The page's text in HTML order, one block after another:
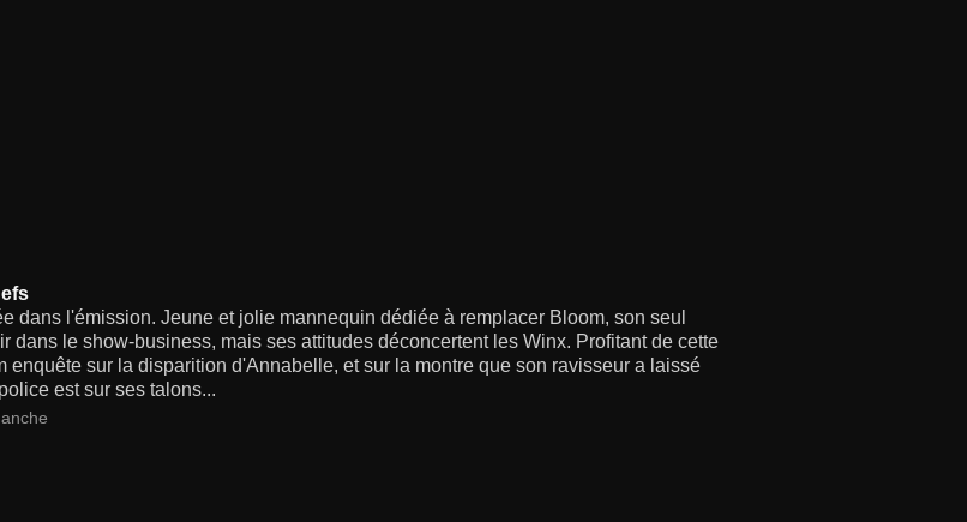
dans l'émission. Jeune et jolie mannequin dédiée à remplacer Bloom, son seul
dans le show-business, mais ses attitudes déconcertent les Winx. Profitant de cette
enquête sur la disparition d'Annabelle, et sur la montre que son ravisseur a laissé
est sur ses talons...